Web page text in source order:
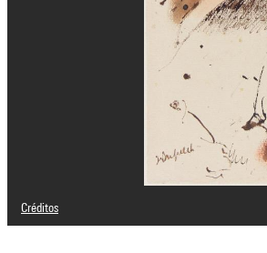
Créditos
Domaine public